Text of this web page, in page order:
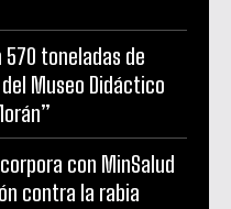
570 toneladas de
Museo Didáctico
con MinSalud
contra la rabia